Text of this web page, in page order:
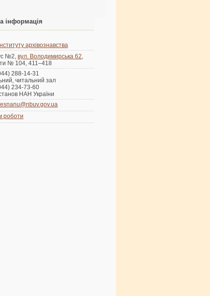
інформація
Інституту архівознавства
№2, вул. Володимирська 62,
№ 104, 411–418
288-14-31
читальний зал
234-73-60
НАН України
роботи